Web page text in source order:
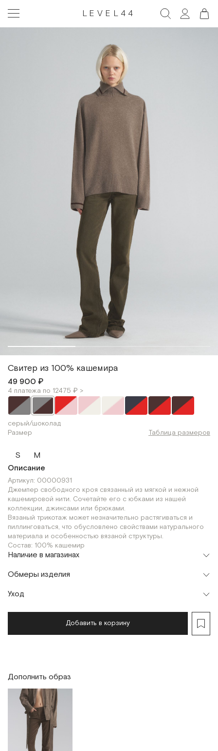
LEVEL44
Свитер из 100% кашемира
49 900 ₽
4 платежа по 12475 ₽ >
серый/шоколад
Размер
Таблица размеров
S
M
Описание
Артикул: 00000931
Джемпер свободного кроя связанный из мягкой и нежной
кашемировой нити. Сочетайте его с юбками из нашей
коллекции, джинсами или брюками.
Вязаный трикотаж может незначительно растягиваться и
пиллинговаться, что обусловлено свойствами натурального
материала и особенностью вязаной структуры.
Состав: 100% кашемир
Наличие в магазинах
Шоурум
г. Москва, Малая Бронная 24/3
M
Обмеры изделия
Уход
Добавить в корзину
Дополнить образ